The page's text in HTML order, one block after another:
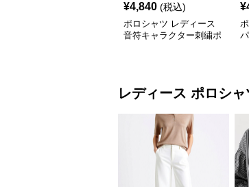
¥4,840 (税込)
ポロシャツ レディース
音符キャラクター刺繍ポ
¥
レディース ポロシャ